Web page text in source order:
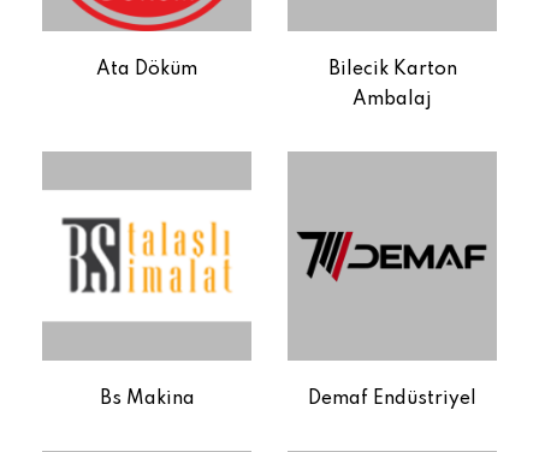
Ata Döküm
Bilecik Karton
Ambalaj
Bs Makina Demaf Endüstriyel